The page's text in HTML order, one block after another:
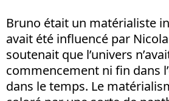
Bruno était un matérialiste
avait été influencé par
soutenait que l’univers
commencement ni fin dans
dans le temps. Le